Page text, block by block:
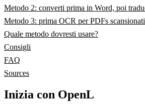
Metodo 2: converti prima in Word, poi
Metodo 3: prima OCR per PDFs
Quale metodo dovresti usare?
Consigli
FAQ
Sources
Inizia con OpenL